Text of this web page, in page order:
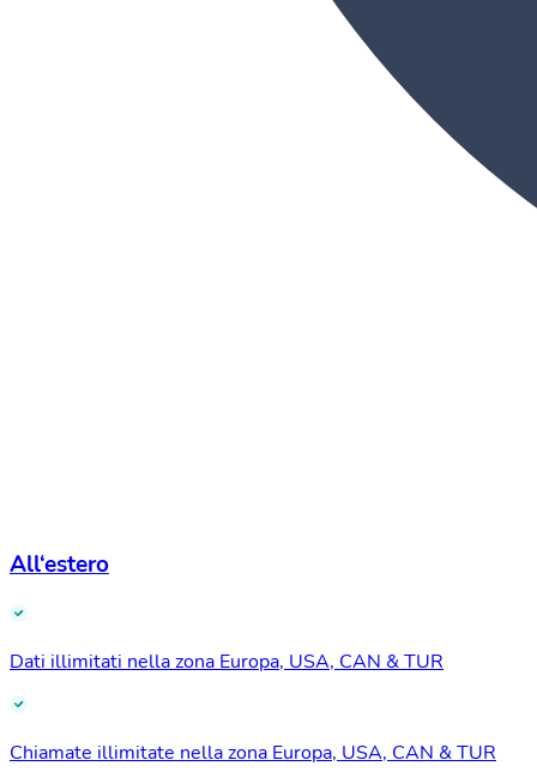
All‘estero
Dati illimitati nella zona Europa, USA, CAN & TUR
Chiamate illimitate nella zona Europa, USA, CAN & TUR